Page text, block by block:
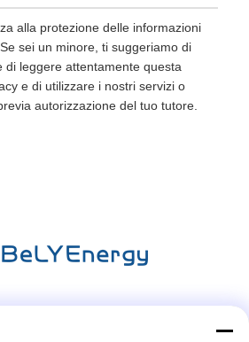
alla protezione delle informazioni
sei un minore, ti suggeriamo di
di leggere attentamente questa
e di utilizzare i nostri servizi o
autorizzazione del tuo tutore.